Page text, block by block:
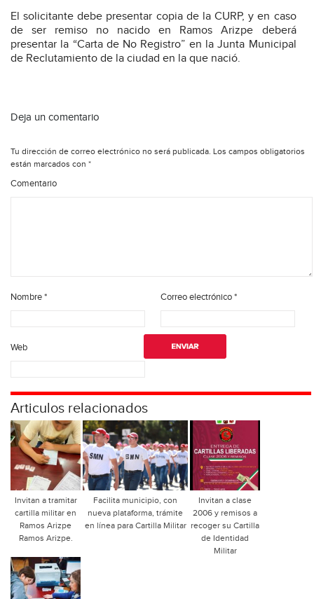
El solicitante debe presentar copia de la CURP, y en caso
de ser remiso no nacido en Ramos Arizpe deberá
presentar la “Carta de No Registro” en la Junta Municipal
de Reclutamiento de la ciudad en la que nació.
Deja un comentario
Tu dirección de correo electrónico no será publicada. Los campos obligatorios
están marcados con *
Comentario
Nombre* Correo electrónico*
Web
Articulos relacionados
Invitan a tramitar
cartilla militar en
Ramos Arizpe
Ramos Arizpe.
Facilita municipio, con
nueva plataforma, trámite
en línea para Cartilla Militar
Invitan a clase
2006 y remisos a
recoger su Cartilla
de Identidad
Militar